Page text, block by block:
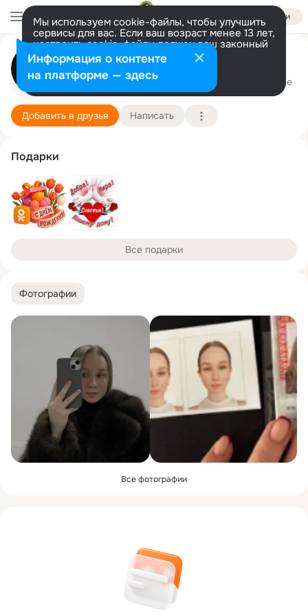
Войти
Мы используем cookie-файлы, чтобы улучшить
сервисы для вас. Если ваш возраст менее 13 лет,
настроить cookie-файлы должен ваш законный
представитель. Больше информации
Разрешить все Настроить
Yulia Latysheva
Екатеринбург 12 мая (21 год) Подробнее
Добавить в друзья Написать
Фотографии
Все фотографии
Подарки
Все подарки
Информация о контенте
на платформе — здесь